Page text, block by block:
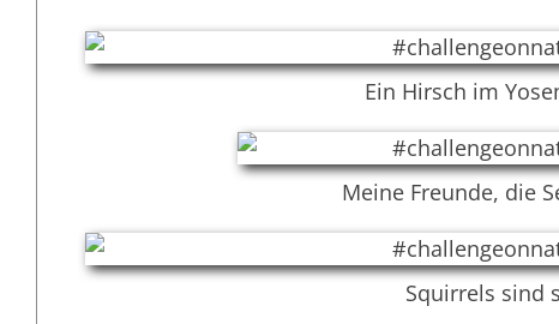
Ein Hirsch im
Meine Freunde, die
Squirrels sind